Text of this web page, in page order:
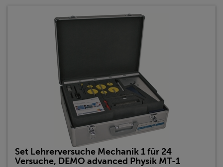
Set Lehrerversuche Mechanik 1 für 24
Versuche, DEMO advanced Physik MT-1